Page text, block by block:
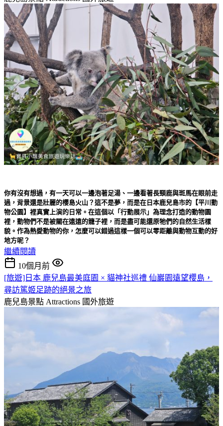
你有沒有想過，有一天可以一邊泡著足湯、一邊看著長頸鹿與斑馬在眼前走
過，背景還是壯麗的櫻島火山？這不是夢，而是在日本鹿兒島市的【平川動
物公園】裡真實上演的日常。在這個以「行動展示」為理念打造的動物園
裡，動物們不是被關在遠遠的籠子裡，而是盡可能還原牠們的自然生活樣
貌。作為熱愛動物的你，怎麼可以錯過這樣一個可以零距離與動物互動的好
地方呢？
繼續閱讀
10個月前
[旅遊]日本 鹿兒島最美庭園 × 貓神社巡禮 仙巖園遠望櫻島，
尋訪篤姬足跡的絕景之旅
鹿兒島景點 Attractions 國外旅遊